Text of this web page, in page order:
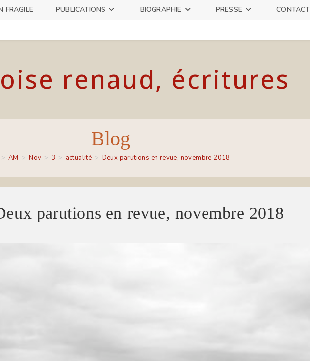
FRAGILE PUBLICATIONS BIOGRAPHIE PRESSE CONTACT
renaud, écritures
Blog
> AM > Nov > 3 > actualité > Deux parutions en revue, novembre 2018
parutions en revue, novembre 2018